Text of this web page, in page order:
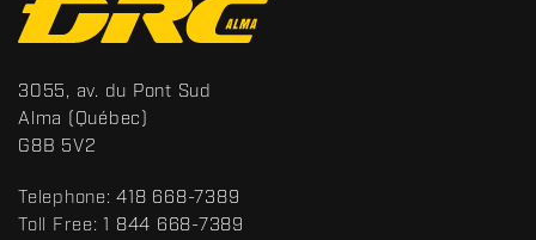
o
n
t
a
c
t
S
p
o
t
s
3055, av. du Pont Sud
Alma (Québec)
G8B 5V2
Telephone: 418 668-7389
Toll Free: 1 844 668-7389